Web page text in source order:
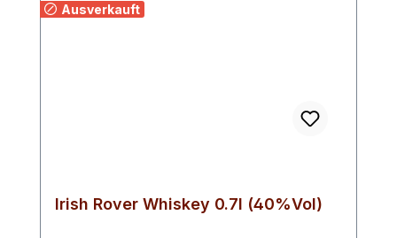
Ausverkauft
Irish Rover Whiskey 0.7l (40%Vol)